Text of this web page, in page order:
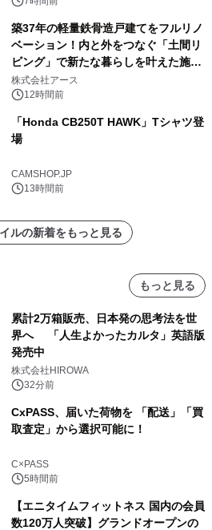
築37年の軽量鉄骨造戸建てをフルリノ
ベーション！内と外をつなぐ「土間リ
ビング」で新たな暮らしを叶えた施工
事例を株式会社アースが公開
株式会社アース
12時間前
「Honda CB250T HAWK」Tシャツ登
場
CAMSHOP.JP
13時間前
ルの新着をもっと見る
もっと見る
累計2万箱販売、日本発の思考法を世
界へ 「人生よかったカルタ」英語版
発売中
株式会社HIROWA
32分前
CxPASS、届いた荷物を 「配送」「買
取査定」から選択可能に！
C×PASS
5時間前
【エニタイムフィットネス 国内の会員
数120万人突破】グランドオープンの